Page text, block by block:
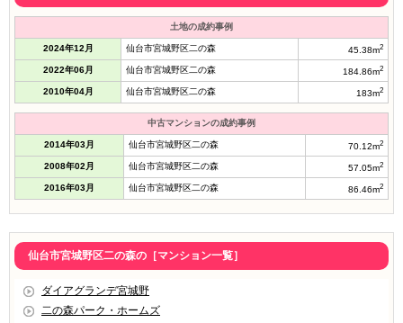
土地の成約事例
2024年12月 仙台市宮城野区二の森 45.38m2
2022年06月 仙台市宮城野区二の森 184.86m2
2010年04月 仙台市宮城野区二の森 183m2
中古マンションの成約事例
2014年03月 仙台市宮城野区二の森 70.12m2
2008年02月 仙台市宮城野区二の森 57.05m2
2016年03月 仙台市宮城野区二の森 86.46m2
仙台市宮城野区二の森の［マンション一覧］
ダイアグランデ宮城野
二の森パーク・ホームズ